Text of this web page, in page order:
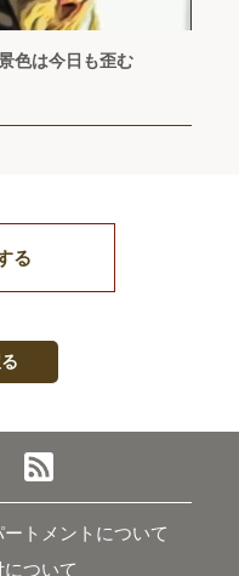
色は今日も歪む
る
ートメントについて
について